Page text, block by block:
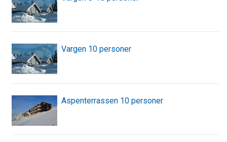
Vargen 10 personer
Aspenterrassen 10 personer